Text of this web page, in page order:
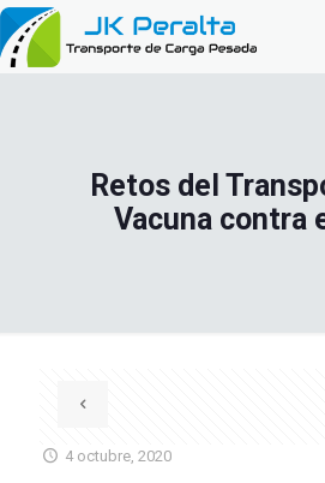
Retos del
Vacuna contra
4 octubre, 2020